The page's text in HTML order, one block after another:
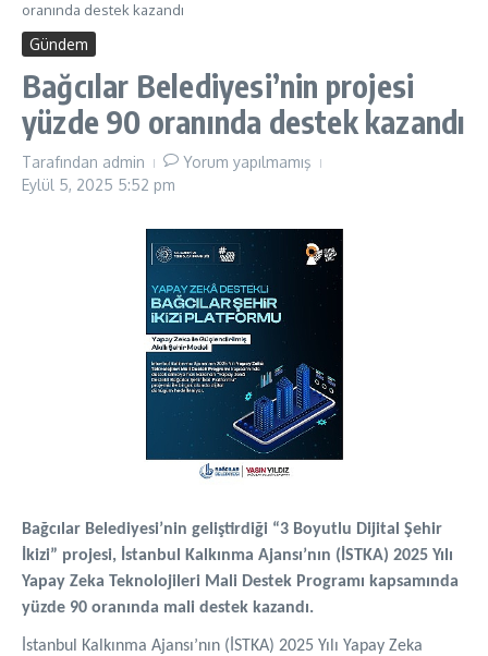
oranında destek kazandı
Gündem
Bağcılar Belediyesi’nin projesi
yüzde 90 oranında destek kazandı
Tarafından admin
Yorum yapılmamış
Eylül 5, 2025 5:52 pm
Bağcılar Belediyesi’nin geliştirdiği “3 Boyutlu Dijital Şehir
İkizi” projesi, İstanbul Kalkınma Ajansı’nın (İSTKA) 2025 Yılı
Yapay Zeka Teknolojileri Mali Destek Programı kapsamında
yüzde 90 oranında mali destek kazandı.
İstanbul Kalkınma Ajansı’nın (İSTKA) 2025 Yılı Yapay Zeka